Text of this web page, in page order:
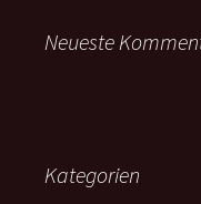
Neueste
Kategorien